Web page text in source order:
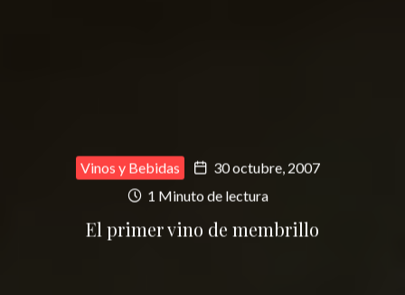
Vinos y Bebidas
30 octubre, 2007
1 Minuto de lectura
El primer vino de membrillo